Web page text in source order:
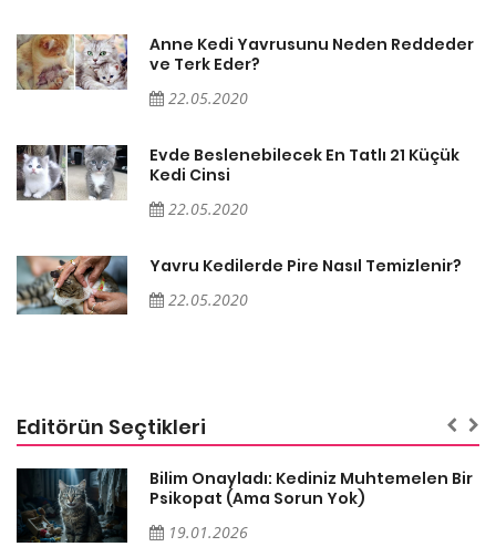
Anne Kedi Yavrusunu Neden Reddeder
ve Terk Eder?
22.05.2020
Evde Beslenebilecek En Tatlı 21 Küçük
Kedi Cinsi
22.05.2020
Yavru Kedilerde Pire Nasıl Temizlenir?
22.05.2020
Editörün Seçtikleri
Bilim Onayladı: Kediniz Muhtemelen Bir
Psikopat (Ama Sorun Yok)
19.01.2026